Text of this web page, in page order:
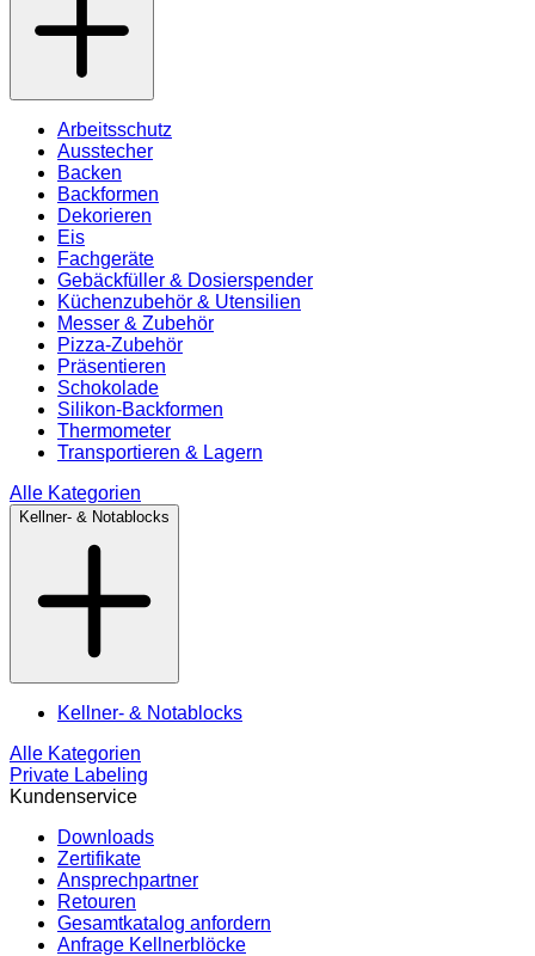
Arbeitsschutz
Ausstecher
Backen
Backformen
Dekorieren
Eis
Fachgeräte
Gebäckfüller & Dosierspender
Küchenzubehör & Utensilien
Messer & Zubehör
Pizza-Zubehör
Präsentieren
Schokolade
Silikon-Backformen
Thermometer
Transportieren & Lagern
Alle Kategorien
Kellner- & Notablocks
Kellner- & Notablocks
Alle Kategorien
Private Labeling
Kundenservice
Downloads
Zertifikate
Ansprechpartner
Retouren
Gesamtkatalog anfordern
Anfrage Kellnerblöcke